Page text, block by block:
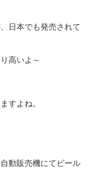
日本でも発売されて
高いよ～
すよね。
動販売機にてビール